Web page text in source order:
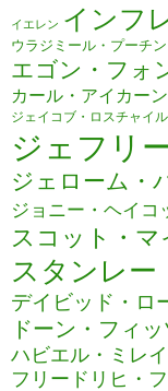
イエレン インフ
ウラジミール・プーチン
エゴン・フォ
カール・アイカーン
ジェイコブ・ロスチャイ
ジェフリ
ジェローム・
ジョニー・ヘイコ
スコット・マ
スタンレ
デイビッド・ロ
ドーン・フィ
ハビエル・ミレイ
フリードリヒ・